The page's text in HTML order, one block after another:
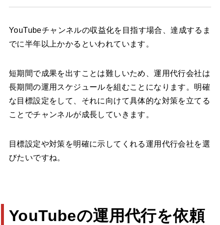
YouTubeチャンネルの収益化を目指す場合、達成するま
でに半年以上かかるといわれています。
短期間で成果を出すことは難しいため、運用代行会社は
長期間の運用スケジュールを組むことになります。明確
な目標設定をして、それに向けて具体的な対策を立てる
ことでチャンネルが成長していきます。
目標設定や対策を明確に示してくれる運用代行会社を選
びたいですね。
YouTubeの運用代行を依頼